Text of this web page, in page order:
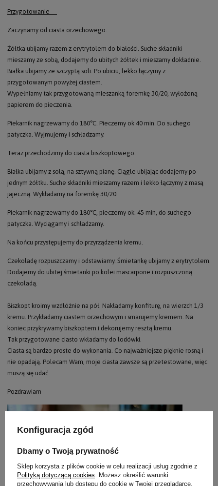
Przygotowanie
Zaczynamy od ciasta orzechowego.
Żółtka ubijamy razem z erytrytolem do białości. Suche składniki
mieszamy ze sobą, dodajemy do ubitych żółtek i mieszamy dokładnie.
Białka ubijamy ze szczyptą soli. Po ubiciu, lekko łączymy z
przygotowanym powyżej ciastem.
Wypełniamy tak przygotowaną mieszanką foremkę 30/20, wyłożoną
papierem do pieczenia.
Piekarnik nagrzewamy do 180°C. Pieczemy ok 40 min. Do suchego
patyczka. Wyjmujemy i schładzamy.
Teraz przechodzimy do ciasta biszkoptowego.
Białka ubijamy z solą, na sztywną pianę. Ciągle ubijając dodajemy po
jednym żółtku. Suche składniki mieszamy razem i lekko łączymy z masą
jajeczną. Wykładamy na foremkę 30/20.
Piekarnik nagrzewamy do 180°C, pieczemy ok. 45 min, do suchego
patyczka. Wyciągamy i schładzamy.
Na końcu przystępujemy do przyrządzenia kremu.
Czekoladę rozpuszczamy i odstawiamy. Śmietankę ubijamy z erytrytolem.
Dodajemy do ubitej śmietanki po kolei mascarpone i rozpuszczoną
czekoladą.
Biszkopt kroimy wzdłóżnie na pół. Nakładamy konfiturę, na wierzch 1/3
kremu. Przykładamy ciastem orzechowym i smarujemy kremem. Na
koniec przykrywamy biszkoptem i dekorujemy resztą kremu.
Tak przygotowane ciasto wkładamy do lodówki.
Ciasta są bardzo proste do wykonania. Co najważniejsze pięknie rosną i
nie opadają. Polecam Wam, moje ciasta zawsze są przetestowane, więc
muszą się udać
Pozdrawiam ️
Konfiguracja zgód
Dbamy o Twoją prywatność
Sklep korzysta z plików cookie w celu realizacji usług zgodnie z
Polityką dotyczącą cookies. Możesz określić warunki
przechowywania lub dostępu do cookie w Twojej przeglądarce.